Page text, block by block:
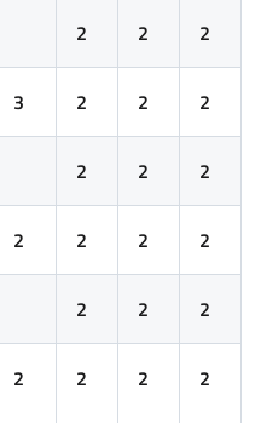
2 2 2
3 2 2 2
2 2 2
2 2 2 2
2 2 2
2 2 2 2